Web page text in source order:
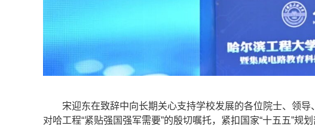
宋迎东在致辞中向长期关心支持学校发展的各位院士、领导
对哈工程“紧贴强国强军需要”的殷切嘱托，紧扣国家“十五五”